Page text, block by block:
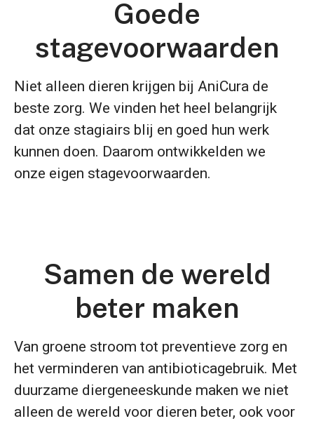
Goede
stagevoorwaarden
Niet alleen dieren krijgen bij AniCura de
beste zorg. We vinden het heel belangrijk
dat onze stagiairs blij en goed hun werk
kunnen doen. Daarom ontwikkelden we
onze eigen stagevoorwaarden.
Samen de wereld
beter maken
Van groene stroom tot preventieve zorg en
het verminderen van antibioticagebruik. Met
duurzame diergeneeskunde maken we niet
alleen de wereld voor dieren beter, ook voor